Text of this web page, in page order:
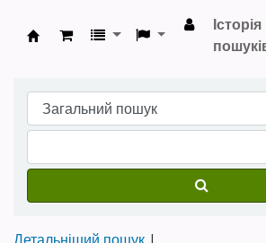
Бібліотека НТШ ›
Історія